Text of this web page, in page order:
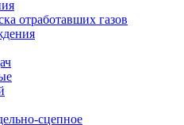
отработавших газов
сцепное